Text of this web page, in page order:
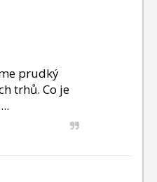
prudký
trhů. Co je